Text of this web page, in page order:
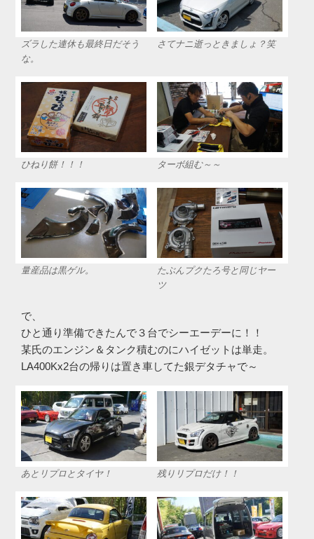
ズラした連休も最終日だそう
な。
さてナニ逝っときましょ？笑
ひねり餅！！！ ターボ組む～～
量産品は黒ゲル。
たぶんプクたろ号と同じヤー
ツ
で、
ひと通り準備できたんで３台でシーエーデーに！！
某氏のエンジン＆タンク積むのにハイゼットは単走。
LA400Kx2台の帰りは置き車してた銀デタチャで～
あとリプロとタイヤ！ 残りリプロだけ！！